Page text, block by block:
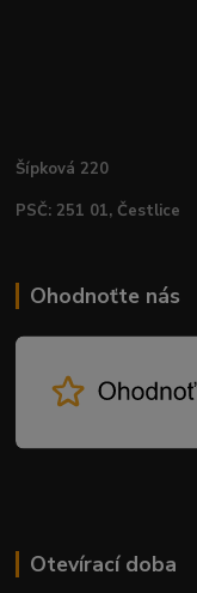
Šípková 220
PSČ: 251 01, Čestlice
Ohodnoťte nás
Otevírací doba